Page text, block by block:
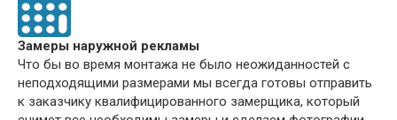
Замеры наружной рекламы
Что бы во время монтажа не было неожиданностей с
неподходящими размерами мы всегда готовы отправить
к заказчику квалифицированного замерщика, который